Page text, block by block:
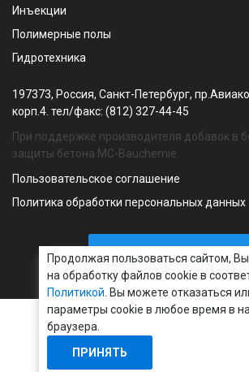
Инъекции
Полимерные полы
Гидротехника
197373, Россия, Санкт-Петербург,
корп.4. тел/факс: (812) 327-44-45
При поддержке производителя добавок в
защиты бетона MC-Bauchemie.
Пользовательское соглашение
Политика обработки персональных данных
МЕРОПРИЯТИЯ
Продолжая пользоваться сайтом, Вы
на обработку файлов cookie в
Политикой . Вы можете отказаться
параметры cookie в любое время в
браузера.
ПРИНЯТЬ